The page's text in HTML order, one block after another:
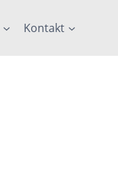
Kontakt